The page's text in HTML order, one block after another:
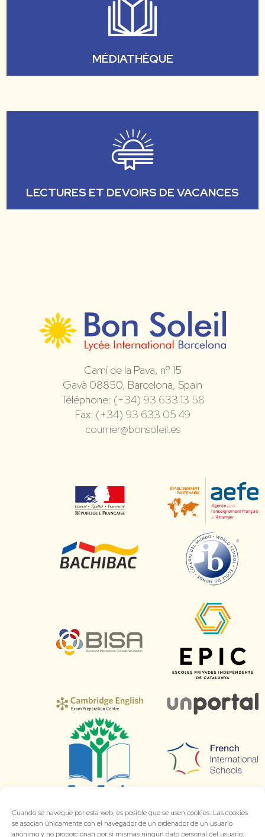
Cuando se navegue por esta web, es posible que se usen cookies. Las cookies
se asocian únicamente con el navegador de un ordenador de un usuario
anónimo y no proporcionan por sí mismas ningún dato personal del usuario.
MÉDIATHÈQUE
LECTURES ET DEVOIRS DE VACANCES
Camí de la Pava, nº 15
Gavà 08850, Barcelona, Spain
Téléphone: (+34) 93 633 13 58
Fax: (+34) 93 633 05 49
courrier@bonsoleil.es